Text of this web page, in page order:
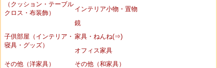
（クッション・テーブル
クロス・布装飾）
インテリア小物・置物
鏡
子供部屋（インテリア・
寝具・グッズ）
家具・ねんね(⇒)
オフィス家具
その他（洋家具）
その他（和家具）